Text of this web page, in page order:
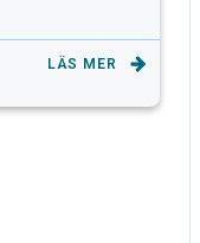
LÄS MER